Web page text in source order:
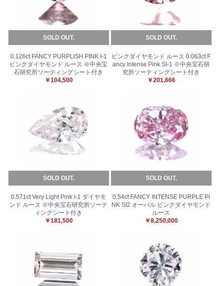
SOLD OUT.
0.126ct FANCY PURPLISH PINK I-1
ピンクダイヤモンド ルース ※中央宝
石研究所ソーティングシート付き
￥104,500
SOLD OUT.
ピンクダイヤモンド ルース 0.063ct F
ancy Intense Pink SI-1 ※中央宝石研
究所ソーティングシート付き
￥201,666
SOLD OUT.
0.571ct Very Light Pink I-1 ダイヤモ
ンド ルース ※中央宝石研究所ソーテ
ィングシート付き
￥181,500
SOLD OUT.
0.54ct FANCY INTENSE PURPLE PI
NK SI2 オーバル ピンクダイヤモンド
ルース
￥8,250,000
お買い物を続ける カートへ進む